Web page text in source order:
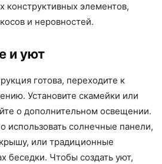
конструктивных элементов,
и неровностей.
и уют
готова, переходите к
Установите скамейки или
о дополнительном освещении.
солнечные панели,
или традиционные
беседки. Чтобы создать уют,